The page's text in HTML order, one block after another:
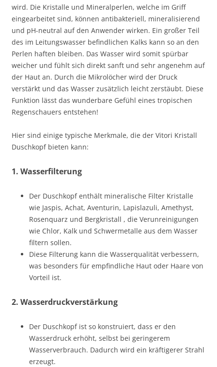
wird. Die Kristalle und Mineralperlen, welche im Griff
eingearbeitet sind, können antibakteriell, mineralisierend
und pH-neutral auf den Anwender wirken. Ein großer Teil
des im Leitungswasser befindlichen Kalks kann so an den
Perlen haften bleiben. Das Wasser wird somit spürbar
weicher und fühlt sich direkt sanft und sehr angenehm auf
der Haut an. Durch die Mikrolöcher wird der Druck
verstärkt und das Wasser zusätzlich leicht zerstäubt. Diese
Funktion lässt das wunderbare Gefühl eines tropischen
Regenschauers entstehen!
Hier sind einige typische Merkmale, die der Vitori Kristall
Duschkopf bieten kann:
1. Wasserfilterung
Der Duschkopf enthält mineralische Filter Kristalle
wie Jaspis, Achat, Aventurin, Lapislazuli, Amethyst,
Rosenquarz und Bergkristall , die Verunreinigungen
wie Chlor, Kalk und Schwermetalle aus dem Wasser
filtern sollen.
Diese Filterung kann die Wasserqualität verbessern,
was besonders für empfindliche Haut oder Haare von
Vorteil ist.
2. Wasserdruckverstärkung
Der Duschkopf ist so konstruiert, dass er den
Wasserdruck erhöht, selbst bei geringerem
Wasserverbrauch. Dadurch wird ein kräftigerer Strahl
erzeugt.